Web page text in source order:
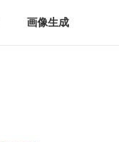
画像生成